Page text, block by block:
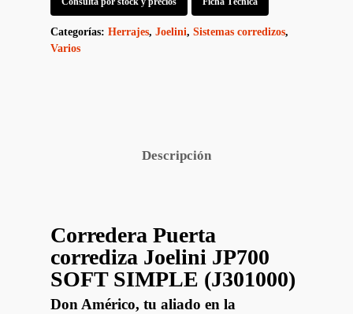
Categorías: Herrajes, Joelini, Sistemas corredizos,
Varios
Descripción
Corredera Puerta
corrediza Joelini JP700
SOFT SIMPLE (J301000)
Don Américo, tu aliado en la